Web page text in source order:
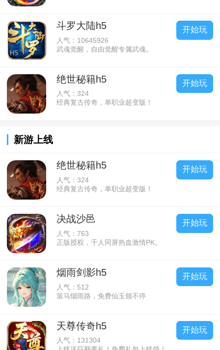
斗罗大陆h5
人气：10645926
武魂觉醒，自由觉醒专属武魂。
开始玩
绝世秘籍h5
人气：324
经典复古传奇，单职业超变版！
开始玩
新游上线
绝世秘籍h5
人气：324
经典复古传奇，单职业超变版！
开始玩
决战沙邑
人气：763
正版授权，千人同屏热血激情PK。
开始玩
烟雨剑影h5
人气：512
策马烟雨路，免费仙玉领不停
开始玩
天尊传奇h5
人气：131304
开始玩